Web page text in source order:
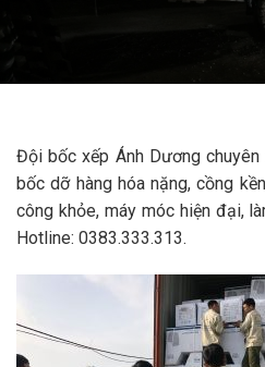
Đội bốc xếp Ánh Dương chuyên
bốc dỡ hàng hóa nặng, cồng
công khỏe, máy móc hiện đại,
Hotline: 0383.333.313.